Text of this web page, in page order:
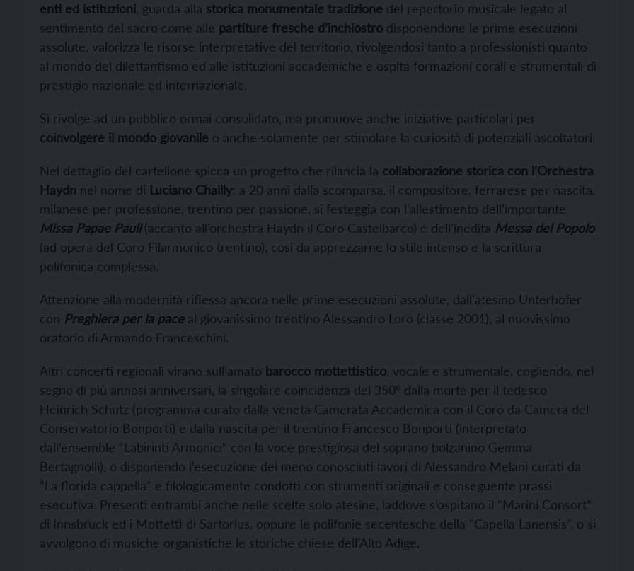
enti ed istituzioni , guarda alla storica monumentale tradizione del repertorio musicale legato al
sentimento del sacro come alle partiture fresche d’inchiostro disponendone le prime esecuzioni
assolute, valorizza le risorse interpretative del territorio, rivolgendosi tanto a professionisti quanto
al mondo del dilettantismo ed alle istituzioni accademiche e ospita formazioni corali e strumentali di
prestigio nazionale ed internazionale.
Si rivolge ad un pubblico ormai consolidato, ma promuove anche iniziative particolari per
coinvolgere il mondo giovanile o anche solamente per stimolare la curiosità di potenziali ascoltatori.
Nel dettaglio del cartellone spicca un progetto che rilancia la collaborazione storica con l’Orchestra
Haydn nel nome di Luciano Chailly: a 20 anni dalla scomparsa, il compositore, ferrarese per nascita,
milanese per professione, trentino per passione, si festeggia con l’allestimento dell’importante
Missa Papae Pauli(accanto all’orchestra Haydn il Coro Castelbarco) e dell’inedita Messa del Popolo
(ad opera del Coro Filarmonico trentino), così da apprezzarne lo stile intenso e la scrittura
polifonica complessa.
Attenzione alla modernità riflessa ancora nelle prime esecuzioni assolute, dall’atesino Unterhofer
con Preghiera per la paceal giovanissimo trentino Alessandro Loro (classe 2001), al nuovissimo
oratorio di Armando Franceschini.
Altri concerti regionali virano sull’amato barocco mottettistico , vocale e strumentale, cogliendo, nel
segno di più annosi anniversari, la singolare coincidenza del 350° dalla morte per il tedesco
Heinrich Schutz (programma curato dalla veneta Camerata Accademica con il Coro da Camera del
Conservatorio Bonporti) e dalla nascita per il trentino Francesco Bonporti (interpretato
dall’ensemble “Labirinti Armonici” con la voce prestigiosa del soprano bolzanino Gemma
Bertagnolli), o disponendo l’esecuzione dei meno conosciuti lavori di Alessandro Melani curati da
“La florida cappella” e filologicamente condotti con strumenti originali e conseguente prassi
esecutiva. Presenti entrambi anche nelle scelte solo atesine, laddove s’ospitano il “Marini Consort”
di Innsbruck ed i Mottetti di Sartorius, oppure le polifonie secentesche della “Capella Lanensis”, o si
avvolgono di musiche organistiche le storiche chiese dell’Alto Adige.